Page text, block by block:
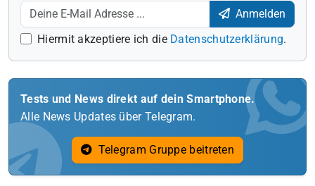
Anmelden
Hiermit akzeptiere ich die Datenschutzerklärung.
Tests und News direkt auf dein Smartphone.
Alle News Updates über Telegram.
Telegram Gruppe beitreten